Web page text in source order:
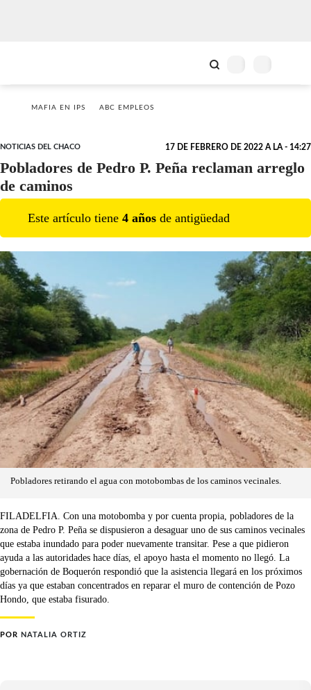
MAFIA EN IPS ABC EMPLEOS
NOTICIAS DEL CHACO 17 DE FEBRERO DE 2022 A LA - 14:27
Pobladores de Pedro P. Peña reclaman arreglo
de caminos
Este artículo tiene 4 años de antigüedad
Pobladores retirando el agua con motobombas de los caminos vecinales.
FILADELFIA. Con una motobomba y por cuenta propia, pobladores de la
zona de Pedro P. Peña se dispusieron a desaguar uno de sus caminos vecinales
que estaba inundado para poder nuevamente transitar. Pese a que pidieron
ayuda a las autoridades hace días, el apoyo hasta el momento no llegó. La
gobernación de Boquerón respondió que la asistencia llegará en los próximos
días ya que estaban concentrados en reparar el muro de contención de Pozo
Hondo, que estaba fisurado.
POR NATALIA ORTIZ